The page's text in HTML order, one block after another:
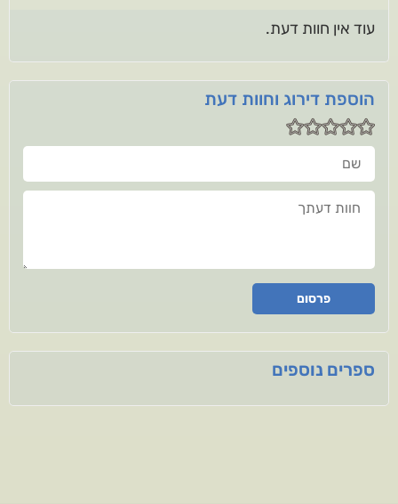
עוד אין חוות דעת.
הוספת דירוג וחוות דעת
שם
חוות דעתך
פרסום
ספרים נוספים